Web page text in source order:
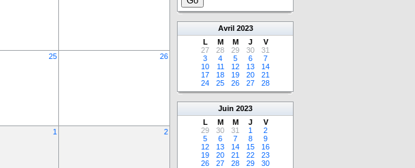
25 26
1 2
Avril 2023
L
M M J
V
27
28 29 30
31
3
4 5 6
7
10
11 12 13
14
17
18 19 20
21
24
25 26 27 28
Juin 2023
L
M M J
V
29
30 31 1
2
5
6 7 8
9
12
13 14 15
16
19
20 21 22
23
26
27 28 29 30